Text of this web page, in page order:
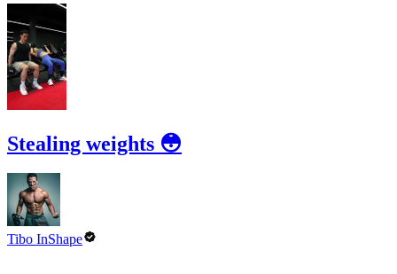
Stealing weights 😳
Tibo InShape